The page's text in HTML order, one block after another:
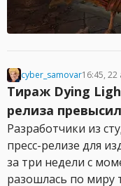
cyber_samovar16:45,
Тираж Dying
релиза
Разработчики из
пресс-релизе для
за три недели с
разошлась по